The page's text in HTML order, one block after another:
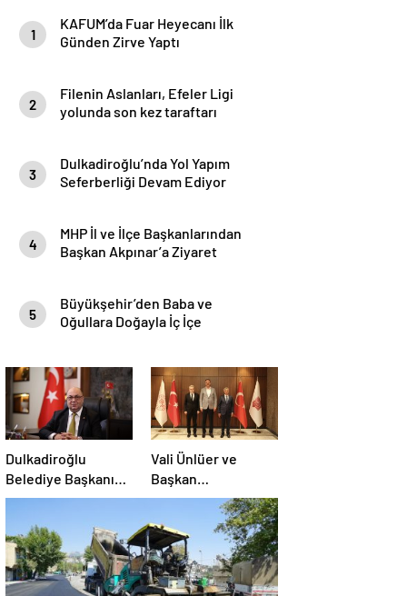
1
KAFUM’da Fuar Heyecanı İlk
Günden Zirve Yaptı
2
Filenin Aslanları, Efeler Ligi
yolunda son kez taraftarı
3
Dulkadiroğlu’nda Yol Yapım
Seferberliği Devam Ediyor
4
MHP İl ve İlçe Başkanlarından
Başkan Akpınar’a Ziyaret
5
Büyükşehir’den Baba ve
Oğullara Doğayla İç İçe
Dulkadiroğlu
Belediye Başkanı
Mehmet
Çeken Makale:
“Cesaretsizlik de
Bulaşıcıdır”
Vali Ünlüer ve
Başkan
Görgel’den Vakıflar
Genel Müdürlüğü’ne
ziyaret